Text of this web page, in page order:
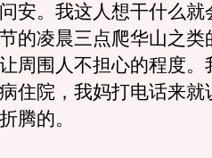
安。我这人想干什么就
的凌晨三点爬华山之类
周围人不担心的程度。
住院，我妈打电话来就
腾的。